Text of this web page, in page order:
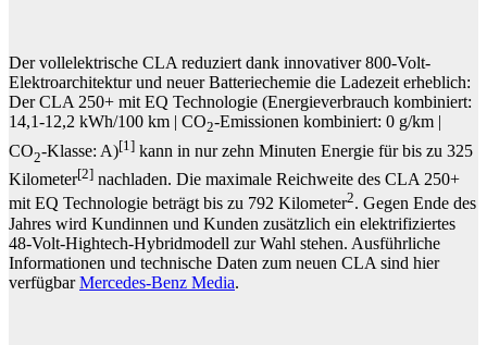
Der vollelektrische CLA reduziert dank innovativer 800-Volt-
Elektroarchitektur und neuer Batteriechemie die Ladezeit erheblich:
Der CLA 250+ mit EQ Technologie (Energieverbrauch kombiniert:
14,1-12,2 kWh/100 km | CO2-Emissionen kombiniert: 0 g/km |
CO2-Klasse: A)[1] kann in nur zehn Minuten Energie für bis zu 325
Kilometer[2] nachladen. Die maximale Reichweite des CLA 250+
mit EQ Technologie beträgt bis zu 792 Kilometer2. Gegen Ende des
Jahres wird Kundinnen und Kunden zusätzlich ein elektrifiziertes
48-Volt-Hightech-Hybridmodell zur Wahl stehen. Ausführliche
Informationen und technische Daten zum neuen CLA sind hier
verfügbarMercedes-Benz Media.